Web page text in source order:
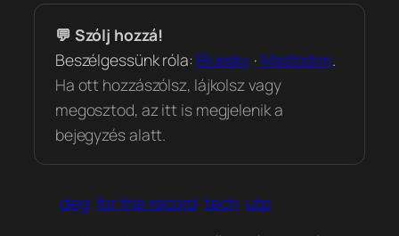
💬 Szólj hozzá!
Beszélgessünk róla: Bluesky · Mastodon.
Ha ott hozzászólsz, lájkolsz vagy
megosztod, az itt is megjelenik a
bejegyzés alatt.
deg for the record tech utp